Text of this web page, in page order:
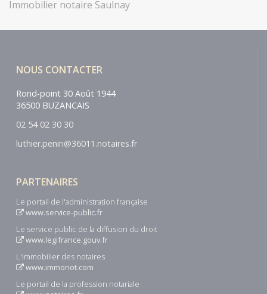
Immobilier notaire Saulnay
NOUS CONTACTER
Rond-point 30 Août 1944
36500 BUZANCAIS
02 54 02 30 30
luthier.penin@36011.notaires.fr
PARTENAIRES
Le portail de l'administration française
www.service-public.fr
Le service public de la diffusion du droit
www.legifrance.gouv.fr
L'immobilier des notaires
www.immonot.com
Le portail de la profession notariale